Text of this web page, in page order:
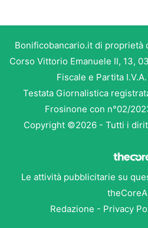
Bonificobancario.it di proprietà
Corso Vittorio Emanuele II, 13,
Fiscale e Partita
Testata Giornalistica
Frosinone con n°02/
Copyright ©2026 - Tutti i
Le attività pubblicitarie su
Redazione - Privacy